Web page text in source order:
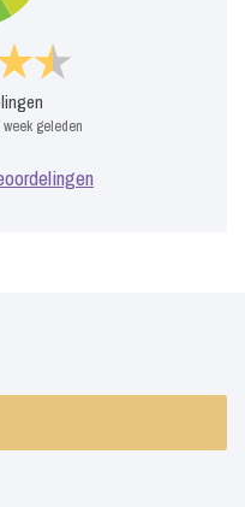
week geleden